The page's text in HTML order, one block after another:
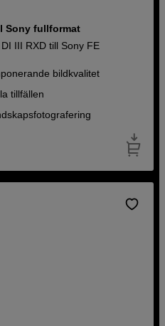
Sony fullformat
III RXD till Sony FE
bildkvalitet
tillfällen